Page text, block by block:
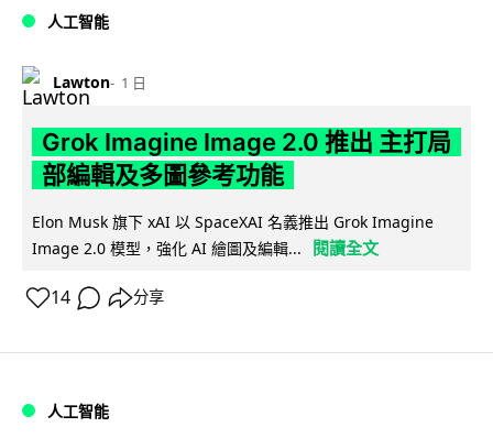
人工智能
Lawton 1 日
Grok Imagine Image 2.0 推出 主打局
部編輯及多圖參考功能
Elon Musk 旗下 xAI 以 SpaceXAI 名義推出 Grok Imagine
Image 2.0 模型，強化 AI 繪圖及編輯...
閱讀全文
14 分享
人工智能